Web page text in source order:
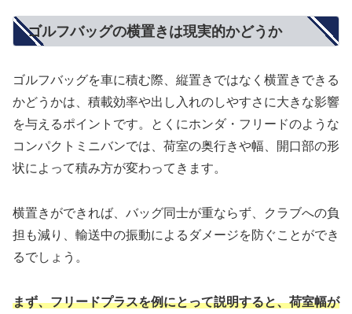
ゴルフバッグの横置きは現実的かどうか
ゴルフバッグを車に積む際、縦置きではなく横置きできる
かどうかは、積載効率や出し入れのしやすさに大きな影響
を与えるポイントです。とくにホンダ・フリードのような
コンパクトミニバンでは、荷室の奥行きや幅、開口部の形
状によって積み方が変わってきます。
横置きができれば、バッグ同士が重ならず、クラブへの負
担も減り、輸送中の振動によるダメージを防ぐことができ
るでしょう。
まず、フリードプラスを例にとって説明すると、荷室幅が